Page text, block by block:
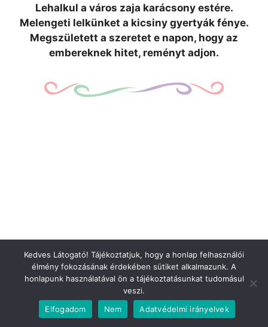
Lehalkul a város zaja karácsony estére.
Melengeti lelkünket a kicsiny gyertyák fénye.
Megszületett a szeretet e napon, hogy az
embereknek hitet, reményt adjon.
Kedves Látogató! Tájékoztatjuk, hogy a honlap felhasználói
élmény fokozásának érdekében sütiket alkalmazunk. A
honlapunk használatával ön a tájékoztatásunkat tudomásul
veszi.
Elfogadom
Nem Adatvédelmi irányelvek